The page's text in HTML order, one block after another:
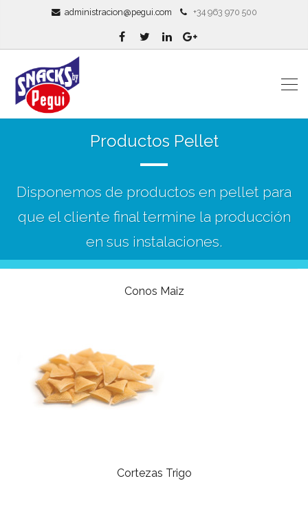
administracion@pegui.com +34 963 970 500
Productos Pellet
Disponemos de productos en pellet para
que el cliente final termine la producción
en sus instalaciones.
Conos Maiz
Cortezas Trigo